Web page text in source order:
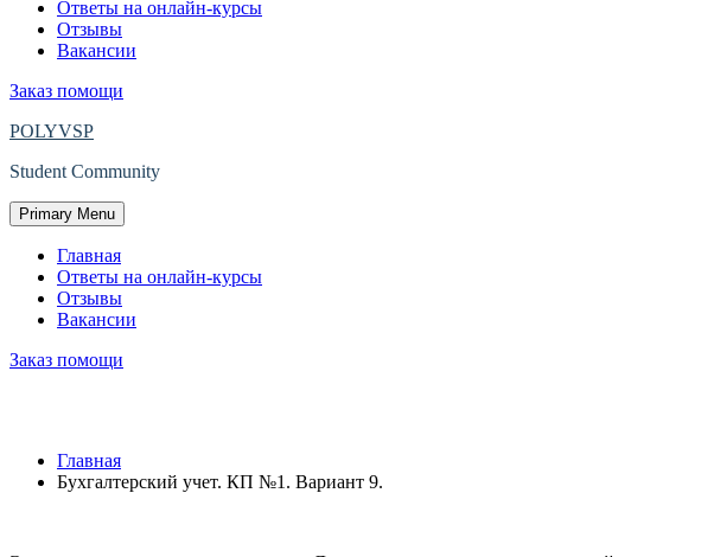
Ответы на онлайн-курсы
Отзывы
Вакансии
Заказ помощи
POLYVSP
Student Community
Primary Menu
Главная
Ответы на онлайн-курсы
Отзывы
Вакансии
Заказ помощи
Главная
Бухгалтерский учет. КП №1. Вариант 9.